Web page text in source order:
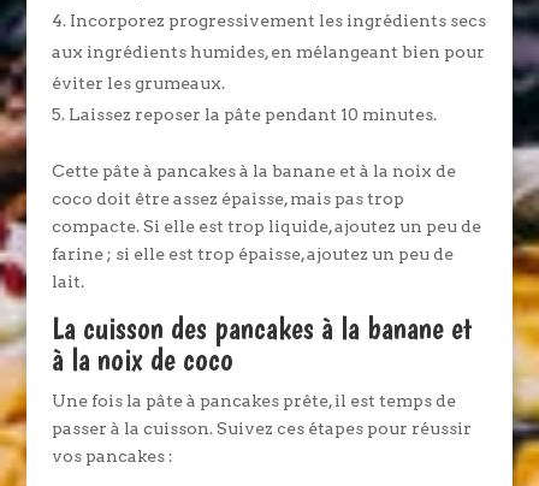
Incorporez progressivement les ingrédients secs
aux ingrédients humides, en mélangeant bien pour
éviter les grumeaux.
Laissez reposer la pâte pendant 10 minutes.
Cette pâte à pancakes à la banane et à la noix de
coco doit être assez épaisse, mais pas trop
compacte. Si elle est trop liquide, ajoutez un peu de
farine ; si elle est trop épaisse, ajoutez un peu de
lait.
La cuisson des pancakes à la banane et
à la noix de coco
Une fois la pâte à pancakes prête, il est temps de
passer à la cuisson. Suivez ces étapes pour réussir
vos pancakes :